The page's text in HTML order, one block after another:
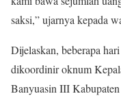
saksi,” ujarnya kepada
Dijelaskan, beberapa
dikoordinir oknum
Banyuasin III